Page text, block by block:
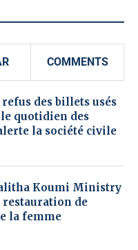
COMMENTS
des billets usés
quotidien des
la société civile
Koumi Ministry
restauration de
la femme